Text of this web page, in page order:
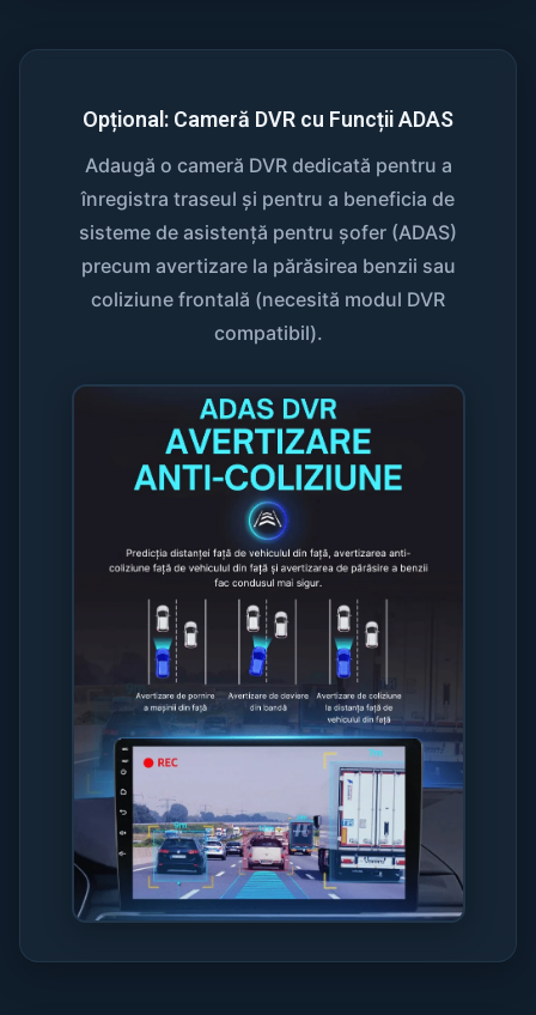
Opțional: Cameră DVR cu Funcții ADAS
Adaugă o cameră DVR dedicată pentru a
înregistra traseul și pentru a beneficia de
sisteme de asistență pentru șofer (ADAS)
precum avertizare la părăsirea benzii sau
coliziune frontală (necesită modul DVR
compatibil).